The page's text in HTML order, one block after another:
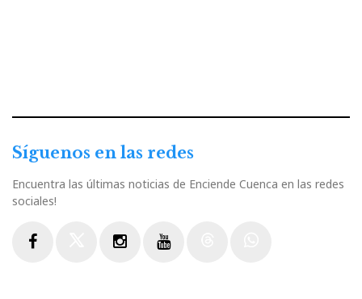
Síguenos en las redes
Encuentra las últimas noticias de Enciende Cuenca en las redes
sociales!